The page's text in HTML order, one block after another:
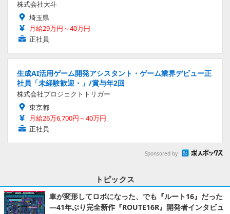
株式会社大斗
埼玉県
月給29万円～40万円
正社員
生成AI活用ゲーム開発アシスタント・ゲーム業界デビュー正
社員「未経験歓迎・」/賞与年2回
株式会社プロジェクトトリガー
東京都
月給26万6,700円～40万円
正社員
Sponsored by
トピックス
車が変形してロボになった、でも『ルート16』だった
―41年ぶり完全新作『ROUTE16R』開発者インタビュ